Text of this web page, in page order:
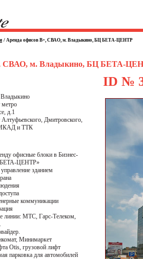
/ Аренда офисов B+, СВАО, м. Владыкино, БЦ БЕТА-ЦЕНТР
СВАО, м. Владыкино, БЦ БЕТА-
д.1
Дмитровского,
МКАД и ТТК
офисные блоки в Бизнес-
ЦЕНТР»
зданием
коммуникации
линии: МТС, Гарс-Телеком,
Минимаркет
Otis, грузовой лифт
парковка для автомобилей
ID №